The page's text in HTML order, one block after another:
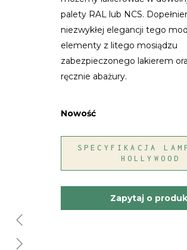
palety RAL lub NCS.
niezwykłej elegancji tego
elementy z litego mosiądzu
zabezpieczonego lakierem
ręcznie abażury.
Nowość
SPECYFIKACJA
HOLLYWOOD
Zapytaj o